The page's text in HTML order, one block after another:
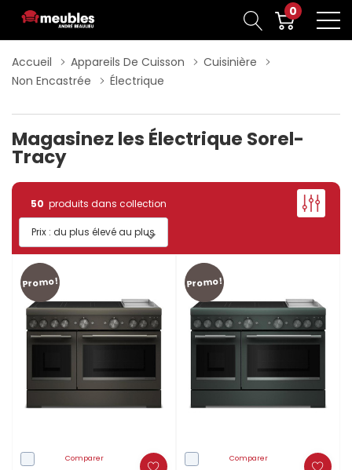
0
Accueil Appareils De Cuisson
Cuisinière
Non Encastrée
Électrique
Magasinez les Électrique Sorel-
Tracy
50 produits dans collection
Promo!
Comparer
Promo!
Comparer